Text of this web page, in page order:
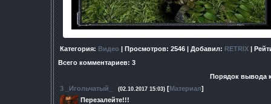
Категория: Видео | Просмотров: 2546 | Добавил: RETRIX |
Всего комментариев: 3
Порядок вывода
3
_Игольчатый_ (02.10.2017 15:03) [Материал]
Перезалейте!!!